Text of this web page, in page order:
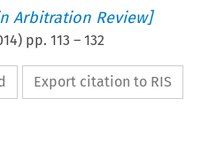
Arbitration Review]
) pp.113 –132
Export citation to RIS